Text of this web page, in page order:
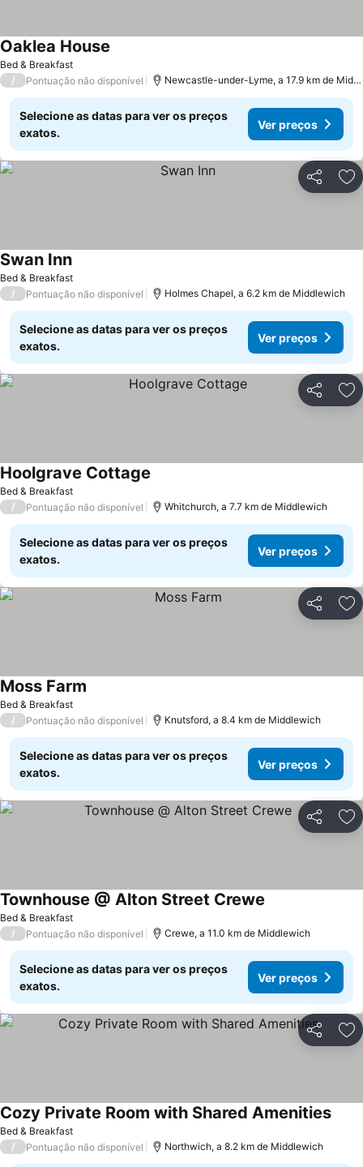
Bed & Breakfast
Oaklea House
/ Pontuação não disponível Newcastle-under-Lyme, a 17.9 km de Middlewich
Selecione as datas para ver os preços
exatos.
Ver preços
Partilhar
Bed & Breakfast
Swan Inn
/ Pontuação não disponível Holmes Chapel, a 6.2 km de Middlewich
Selecione as datas para ver os preços
exatos.
Ver preços
Partilhar
Bed & Breakfast
Hoolgrave Cottage
/ Pontuação não disponível Whitchurch, a 7.7 km de Middlewich
Selecione as datas para ver os preços
exatos.
Ver preços
Partilhar
Bed & Breakfast
Moss Farm
/ Pontuação não disponível Knutsford, a 8.4 km de Middlewich
Selecione as datas para ver os preços
exatos.
Ver preços
Partilhar
Bed & Breakfast
Townhouse @ Alton Street Crewe
/ Pontuação não disponível Crewe, a 11.0 km de Middlewich
Selecione as datas para ver os preços
exatos.
Ver preços
Partilhar
Bed & Breakfast
Cozy Private Room with Shared Amenities
/ Pontuação não disponível Northwich, a 8.2 km de Middlewich